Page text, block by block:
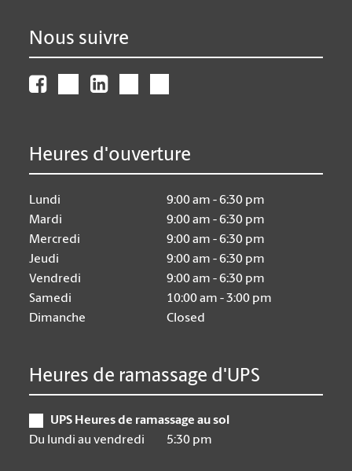
Nous suivre
Heures d'ouverture
Lundi
9:00 am - 6:30 pm
Mardi
9:00 am - 6:30 pm
Mercredi
9:00 am - 6:30 pm
Jeudi
9:00 am - 6:30 pm
Vendredi
9:00 am - 6:30 pm
Samedi
10:00 am - 3:00 pm
Dimanche
Closed
Heures de ramassage d'UPS
UPS Heures de ramassage au sol
Du lundi au vendredi
5:30 pm